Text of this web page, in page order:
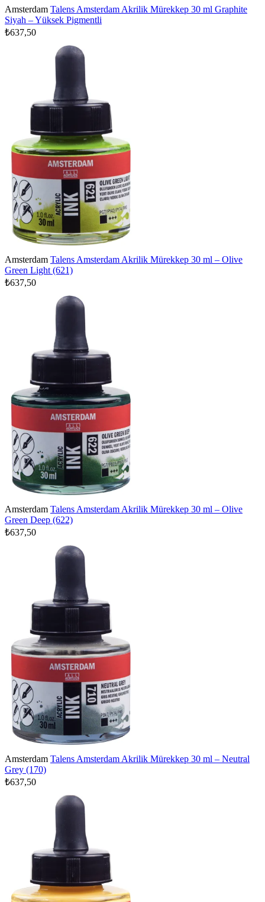
Amsterdam Talens Amsterdam Akrilik Mürekkep 30 ml Graphite
Siyah – Yüksek Pigmentli
₺637,50
Amsterdam Talens Amsterdam Akrilik Mürekkep 30 ml – Olive
Green Light (621)
₺637,50
Amsterdam Talens Amsterdam Akrilik Mürekkep 30 ml – Olive
Green Deep (622)
₺637,50
Amsterdam Talens Amsterdam Akrilik Mürekkep 30 ml – Neutral
Grey (170)
₺637,50